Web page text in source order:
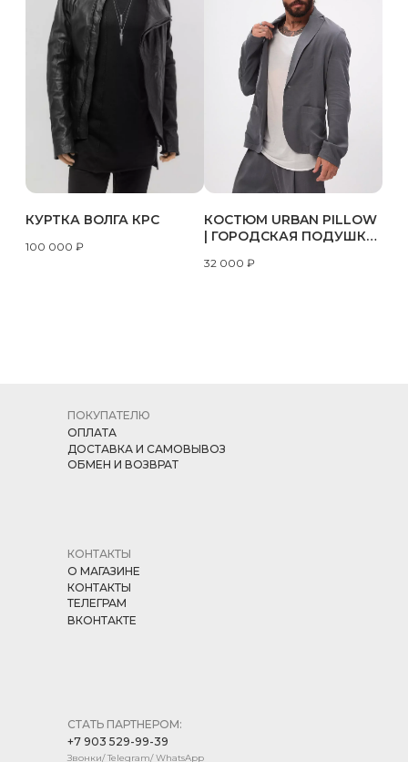
КУРТКА ВОЛГА КРС
100 000 ₽
КОСТЮМ URBAN PILLOW
| ГОРОДСКАЯ ПОДУШКА
32 000 ₽
СТАТЬ ПАРТНЕРОМ:
+7 903 529-99-39
Звонки/ Telegram/ WhatsApp
КОНТАКТЫ
О МАГАЗИНЕ
КОНТАКТЫ
ТЕЛЕГРАМ
ВКОНТАКТЕ
ПОКУПАТЕЛЮ
ОПЛАТА
ДОСТАВКА И САМОВЫВОЗ
ОБМЕН И ВОЗВРАТ